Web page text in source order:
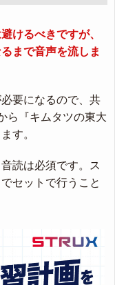
けるべきですが、
まで音声を流しま
要になるので、共
ら『キムタツの東大
す。
読は必須です。ス
セットで行うこと